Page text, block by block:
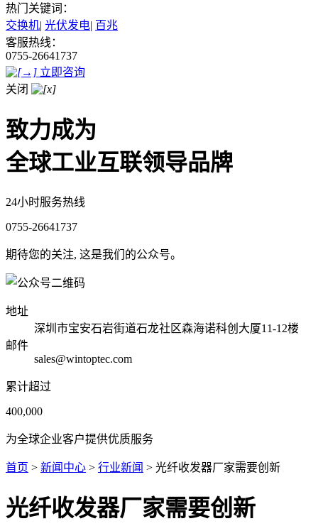
热门关键词：
交换机| 光伏发电| 百兆
客服热线：
0755-26641737
立即咨询
关闭
致力成为
全球工业互联领导品牌
24小时服务热线
0755-26641737
期待您的关注, 这是我们的公众号。
地址
深圳市宝安石岩街道石龙社区森海诺科创大厦11-12楼
邮件
sales@wintoptec.com
累计超过
400,000
为全球企业客户提供优质服务
首页 > 新闻中心 > 行业新闻 > 光纤收发器厂家需要创新
光纤收发器厂家需要创新